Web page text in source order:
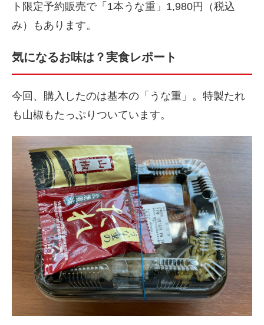
ト限定予約販売で「1本うな重」1,980円（税込
み）もあります。
気になるお味は？実食レポート
今回、購入したのは基本の「うな重」。特製たれ
も山椒もたっぷりついています。